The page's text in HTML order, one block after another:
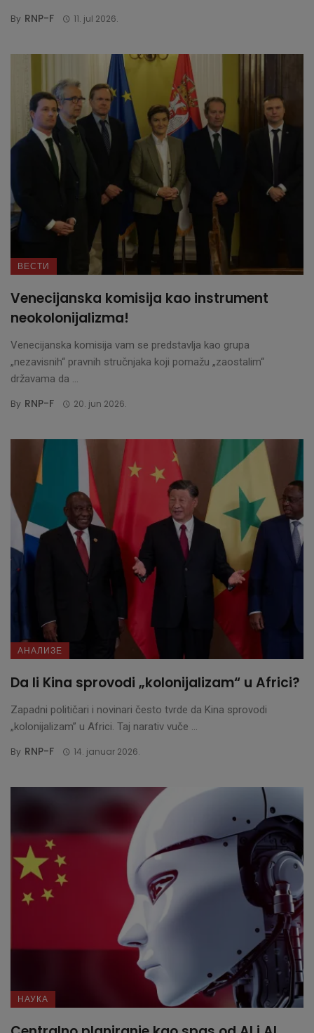
By RNP-F 11. jul 2026.
ВЕСТИ
Venecijanska komisija kao instrument
neokolonijalizma!
Venecijanska komisija vam se predstavlja kao grupa
„nezavisnih“ pravnih stručnjaka koji pomažu „zaostalim“
državama da ...
By RNP-F 20. jun 2026.
АНАЛИЗЕ
Da li Kina sprovodi „kolonijalizam“ u Africi?
Zapadni političari i novinari često tvrde da Kina sprovodi
„kolonijalizam” u Africi. Taj narativ vuče ...
By RNP-F 14. januar 2026.
НАУКА